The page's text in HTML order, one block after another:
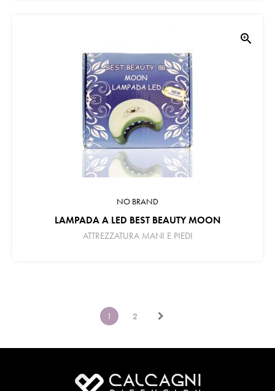
zoom_in
NO BRAND
LAMPADA A LED BEST BEAUTY MOON
ATTREZZATURA MANI E PIEDI
1 2